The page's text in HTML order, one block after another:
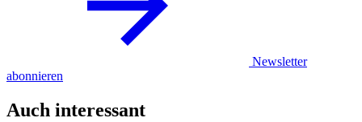
Newsletter
abonnieren
Auch interessant